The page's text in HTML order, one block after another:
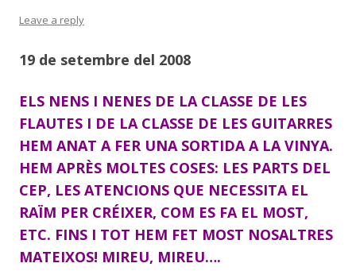
Leave a reply
19 de setembre del 2008
ELS NENS I NENES DE LA CLASSE DE LES
FLAUTES I DE LA CLASSE DE LES GUITARRES
HEM ANAT A FER UNA SORTIDA A LA VINYA.
HEM APRÈS MOLTES COSES: LES PARTS DEL
CEP, LES ATENCIONS QUE NECESSITA EL
RAÏM PER CRÉIXER, COM ES FA EL MOST,
ETC. FINS I TOT HEM FET MOST NOSALTRES
MATEIXOS! MIREU, MIREU….